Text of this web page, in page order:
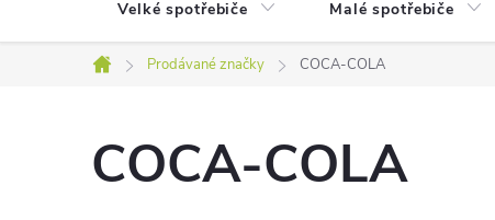
Velké spotřebiče Malé spotřebiče
Domů
Prodávané značky COCA-COLA
COCA-COLA